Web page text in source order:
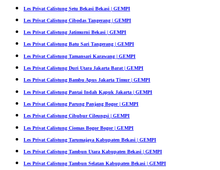
Les Privat Calistung Setu Bekasi Bekasi | GEMPI
Les Privat Calistung Cibodas Tangerang | GEMPI
Les Privat Calistung Jatimurni Bekasi | GEMPI
Les Privat Calistung Batu Sari Tangerang | GEMPI
Les Privat Calistung Tamansari Karawang | GEMPI
Les Privat Calistung Duri Utara Jakarta Barat | GEMPI
Les Privat Calistung Bambu Apus Jakarta Timur | GEMPI
Les Privat Calistung Pantai Indah Kapuk Jakarta | GEMPI
Les Privat Calistung Parung Panjang Bogor | GEMPI
Les Privat Calistung Cibubur Cileungsi | GEMPI
Les Privat Calistung Ciomas Bogor Bogor | GEMPI
Les Privat Calistung Tarumajaya Kabupaten Bekasi | GEMPI
Les Privat Calistung Tambun Utara Kabupaten Bekasi | GEMPI
Les Privat Calistung Tambun Selatan Kabupaten Bekasi | GEMPI